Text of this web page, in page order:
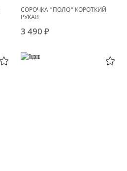
СОРОЧКА "ПОЛО" КОРОТКИЙ
РУКАВ
3 490 ₽